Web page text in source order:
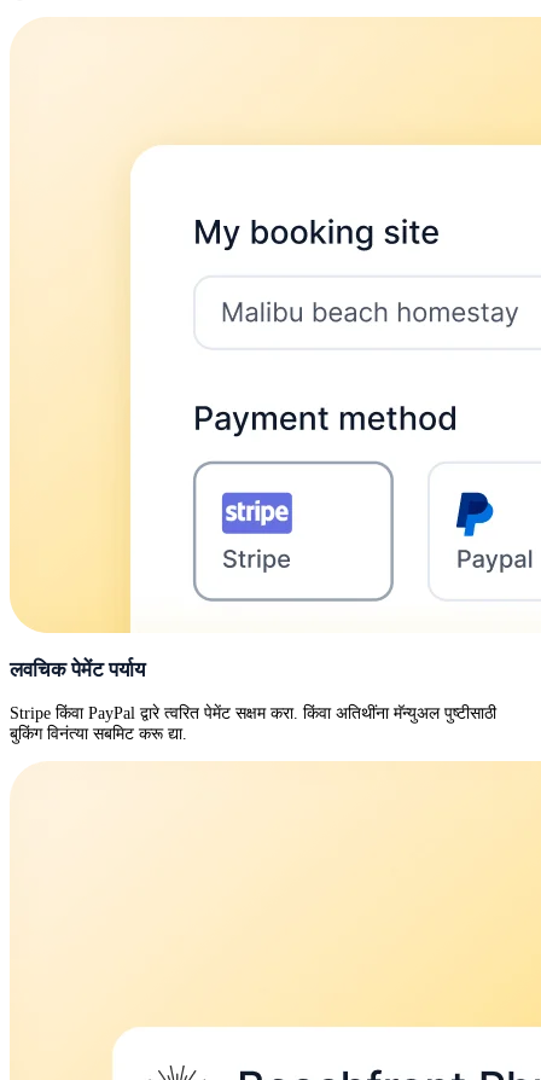
लवचिक पेमेंट पर्याय
Stripe किंवा PayPal द्वारे त्वरित पेमेंट सक्षम करा. किंवा अतिथींना मॅन्युअल पुष्टीसाठी
बुकिंग विनंत्या सबमिट करू द्या.